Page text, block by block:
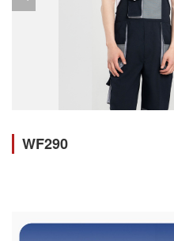
WF290